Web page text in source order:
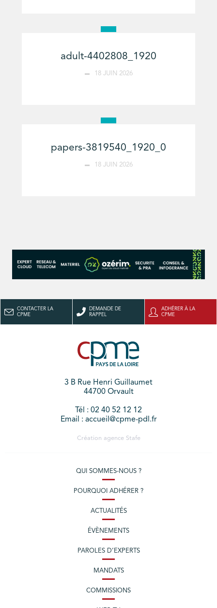
adult-4402808_1920
18 JUIN 2026
papers-3819540_1920_0
18 JUIN 2026
CONTACTER LA
CPME
DEMANDE DE
RAPPEL
ADHÉRER À LA
CPME
3 B Rue Henri Guillaumet
44700 Orvault
Tél : 02 40 52 12 12
Email : accueil@cpme-pdl.fr
Création agence Stafe
QUI SOMMES-NOUS ?
POURQUOI ADHÉRER ?
ACTUALITÉS
ÉVÈNEMENTS
PAROLES D’EXPERTS
MANDATS
COMMISSIONS